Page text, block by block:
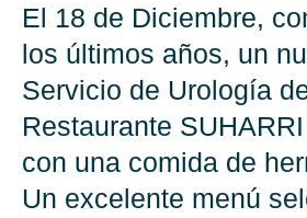
El 18 de Diciembre,
los últimos años, un
Servicio de Urología
Restaurante
con una comida de
Un excelente menú